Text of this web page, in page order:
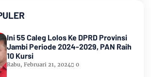
Ini 55 Caleg Lolos Ke DPRD Provinsi
Jambi Periode 2024-2029, PAN Raih
10 Kursi
Rabu, Februari 21, 2024 0